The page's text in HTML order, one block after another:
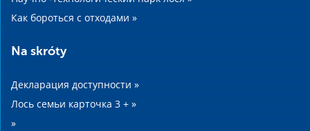
Как бороться с отходами »
Na skróty
Декларация доступности »
Лось семьи карточка 3 + »
»